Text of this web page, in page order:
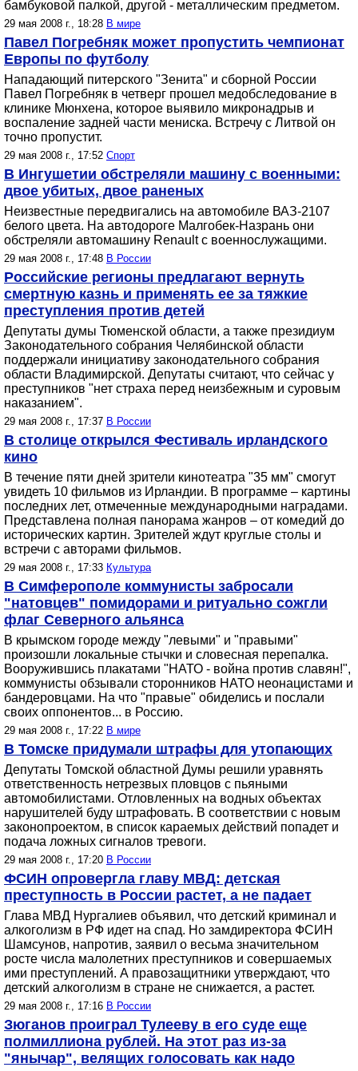
бамбуковой палкой, другой - металлическим предметом.
29 мая 2008 г., 18:28 В мире
Павел Погребняк может пропустить чемпионат
Европы по футболу
Нападающий питерского "Зенита" и сборной России
Павел Погребняк в четверг прошел медобследование в
клинике Мюнхена, которое выявило микронадрыв и
воспаление задней части мениска. Встречу с Литвой он
точно пропустит.
29 мая 2008 г., 17:52 Спорт
В Ингушетии обстреляли машину с военными:
двое убитых, двое раненых
Неизвестные передвигались на автомобиле ВАЗ-2107
белого цвета. На автодороге Малгобек-Назрань они
обстреляли автомашину Renault с военнослужащими.
29 мая 2008 г., 17:48 В России
Российские регионы предлагают вернуть
смертную казнь и применять ее за тяжкие
преступления против детей
Депутаты думы Тюменской области, а также президиум
Законодательного собрания Челябинской области
поддержали инициативу законодательного собрания
области Владимирской. Депутаты считают, что сейчас у
преступников "нет страха перед неизбежным и суровым
наказанием".
29 мая 2008 г., 17:37 В России
В столице открылся Фестиваль ирландского
кино
В течение пяти дней зрители кинотеатра "35 мм" смогут
увидеть 10 фильмов из Ирландии. В программе – картины
последних лет, отмеченные международными наградами.
Представлена полная панорама жанров – от комедий до
исторических картин. Зрителей ждут круглые столы и
встречи с авторами фильмов.
29 мая 2008 г., 17:33 Культура
В Симферополе коммунисты забросали
"натовцев" помидорами и ритуально сожгли
флаг Северного альянса
В крымском городе между "левыми" и "правыми"
произошли локальные стычки и словесная перепалка.
Вооружившись плакатами "НАТО - война против славян!",
коммунисты обзывали сторонников НАТО неонацистами и
бандеровцами. На что "правые" обиделись и послали
своих оппонентов... в Россию.
29 мая 2008 г., 17:22 В мире
В Томске придумали штрафы для утопающих
Депутаты Томской областной Думы решили уравнять
ответственность нетрезвых пловцов с пьяными
автомобилистами. Отловленных на водных объектах
нарушителей буду штрафовать. В соответствии с новым
законопроектом, в список караемых действий попадет и
подача ложных сигналов тревоги.
29 мая 2008 г., 17:20 В России
ФСИН опровергла главу МВД: детская
преступность в России растет, а не падает
Глава МВД Нургалиев объявил, что детский криминал и
алкоголизм в РФ идет на спад. Но замдиректора ФСИН
Шамсунов, напротив, заявил о весьма значительном
росте числа малолетних преступников и совершаемых
ими преступлений. А правозащитники утверждают, что
детский алкоголизм в стране не снижается, а растет.
29 мая 2008 г., 17:16 В России
Зюганов проиграл Тулееву в его суде еще
полмиллиона рублей. На этот раз из-за
"янычар", велящих голосовать как надо